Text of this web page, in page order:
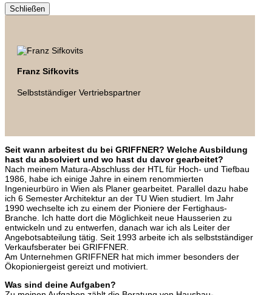
Schließen
Franz Sifkovits
Selbstständiger Vertriebspartner
Seit wann arbeitest du bei GRIFFNER? Welche Ausbildung
hast du absolviert und wo hast du davor gearbeitet?
Nach meinem Matura-Abschluss der HTL für Hoch- und Tiefbau
1986, habe ich einige Jahre in einem renommierten
Ingenieurbüro in Wien als Planer gearbeitet. Parallel dazu habe
ich 6 Semester Architektur an der TU Wien studiert. Im Jahr
1990 wechselte ich zu einem der Pioniere der Fertighaus-
Branche. Ich hatte dort die Möglichkeit neue Hausserien zu
entwickeln und zu entwerfen, danach war ich als Leiter der
Angebotsabteilung tätig. Seit 1993 arbeite ich als selbstständiger
Verkaufsberater bei GRIFFNER.
Am Unternehmen GRIFFNER hat mich immer besonders der
Ökopioniergeist gereizt und motiviert.
Was sind deine Aufgaben?